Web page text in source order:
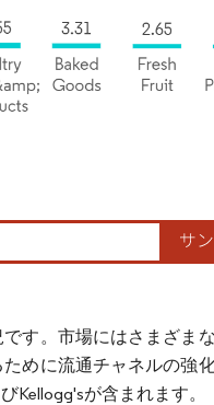
す。市場にはさまざま
めに流通チャネルの強
Kellogg'sが含まれます。